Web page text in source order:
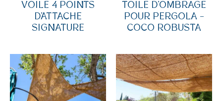
VOILE 4 POINTS
D’ATTACHE
SIGNATURE
TOILE D’OMBRAGE
POUR PERGOLA –
COCO ROBUSTA